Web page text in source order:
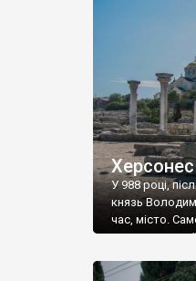
культурної
Офіційно – на
влада в
У 988 році,
князь
час, місто.
диктувати
Херсонесі